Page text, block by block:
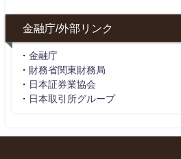
金融庁/外部リンク
・ 金融庁
・ 財務省関東財務局
・ 日本証券業協会
・ 日本取引所グループ